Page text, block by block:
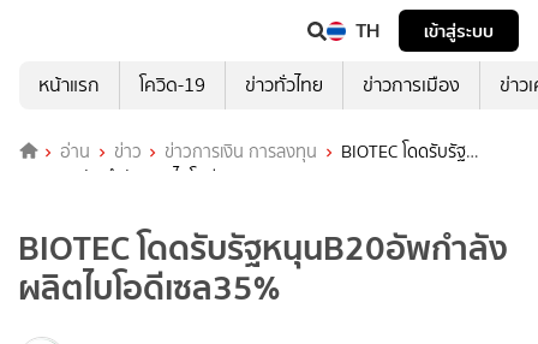
TH
เข้าสู่ระบบ
หน้าแรก
โควิด-19 ข่าวทั่วไทย ข่าวการเมือง ข่าว
อ่าน ข่าว ข่าวการเงิน การลงทุน
BIOTEC โดดรับรัฐ
หนุนB20อัพกำลังผลิตไบโอดีเซล35%
BIOTEC โดดรับรัฐหนุนB20อัพกำลัง
ผลิตไบโอดีเซล35%